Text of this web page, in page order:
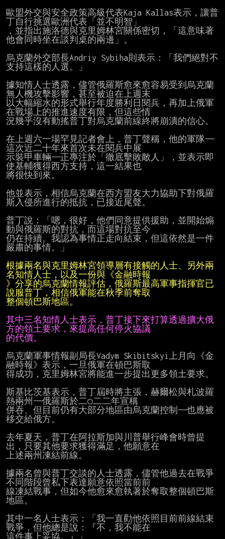
歐盟外交與安全政策高級代表Kaja Kallas表示，讓普
丁自行挑選歐洲代表「並不明智」
，並指出施洛德與克里姆林宮關係密切，「這意味著
他會同時坐在談判桌的兩邊」。
烏克蘭外交部長Andriy Sybiha則表示：「我們絕對不
支持這樣的人選。」
據知情人士透露，儘管俄羅斯愈來愈容易受到烏克蘭
無人機攻擊影響，甚至被迫在上週末
以大幅縮水的形式舉行年度勝利日閱兵，再加上俄軍
在戰場上的推進速度有限，但這些情
況幾乎沒有動搖普丁對烏克蘭前線終將崩潰的信心。
在上週六一場罕見記者會上，普丁聲稱，他的軍隊——
這次近二十年來首次未在閱兵中展
示裝甲車輛——正專注於「徹底擊敗敵人」，並表示即
使基輔獲得西方支持，這一結果也
將很快到來。
他並表示，相信烏克蘭在西方盟友大力協助下對俄羅
斯入侵所進行的抵抗，已接近尾聲。
普丁說：「嗯，很好，他們同意提供援助，並開始煽
動與俄羅斯的對抗，而這場對抗至今
仍在持續。我認為事情正走向結束，但這依然是一件
嚴肅的事情。」
根據兩名與克里姆林宮領導層有接觸的人士、另外兩
名知情人士，以及一份與《金融時報
》分享的烏克蘭情報評估，俄羅斯最高軍事指揮官已
說服普丁，相信俄軍能在秋季前奪取
整個頓巴斯地區。
其中三名知情人士表示，普丁接下來打算透過擴大俄
方的領土要求，來提高任何停火協議
的代價。
烏克蘭軍事情報副局長Vadym Skibitskyi上月向《金
融時報》表示，一旦俄軍在頓巴斯取
得成功，克里姆林宮將能進一步提出更多領土要求。
斯基比茨基表示，普丁屆時將主張，赫爾松與札波羅
熱兩州——俄羅斯於二○二二年宣稱
併吞、但目前仍有大部分地區由烏克蘭控制——也應被
移交給俄方。
去年夏天，普丁在阿拉斯加與川普舉行峰會時曾提
出，只要其他要求獲得滿足，他願意在
上述兩州凍結前線。
據兩名曾與普丁交談的人士透露，儘管他過去在戰爭
不同階段曾私下表達願意依照當前前
線凍結戰事，但如今他愈來愈執著於奪取整個頓巴斯
地區。
其中一名人士表示：「我一直勸他依照目前前線結束
戰爭，但他總是說：『不，我不能在
這件事上妥協。』」